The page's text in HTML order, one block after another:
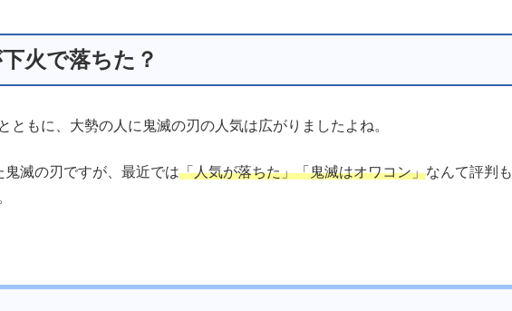
火で落ちた？
ともに、大勢の人に鬼滅の刃の人気は広がりましたよね。
滅の刃ですが、最近では「人気が落ちた」「鬼滅はオワコン」なんて評判も